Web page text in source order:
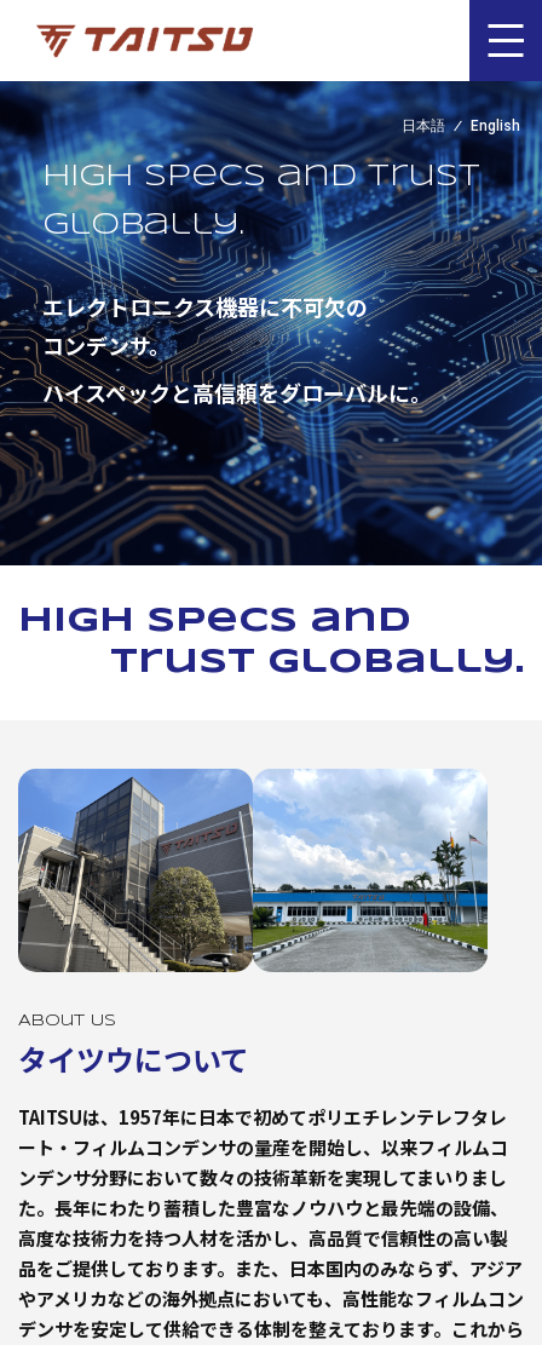
日本語 English
High specs and trust
globally.
エレクトロニクス機器に不可欠の
コンデンサ。
ハイスペックと高信頼をグローバルに。
High specs and
trust globally.
About Us
タイツウについて
TAITSUは、1957年に日本で初めてポリエチレンテレフタレ
ート・フィルムコンデンサの量産を開始し、以来フィルムコ
ンデンサ分野において数々の技術革新を実現してまいりまし
た。長年にわたり蓄積した豊富なノウハウと最先端の設備、
高度な技術力を持つ人材を活かし、高品質で信頼性の高い製
品をご提供しております。また、日本国内のみならず、アジア
やアメリカなどの海外拠点においても、高性能なフィルムコン
デンサを安定して供給できる体制を整えております。これから